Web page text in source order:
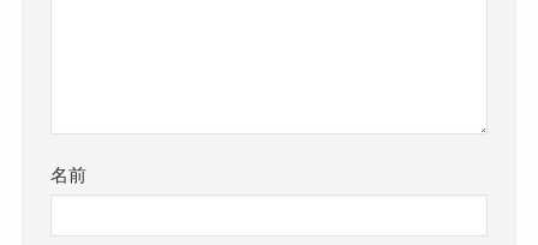
名前